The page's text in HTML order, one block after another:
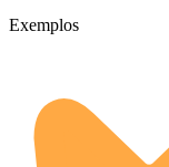
Exemplos